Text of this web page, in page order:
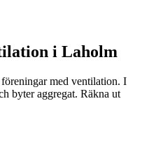
i Laholm
med ventilation. I
byter aggregat. Räkna ut